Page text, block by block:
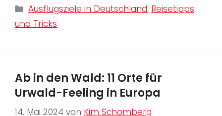
Kategorien
Ausflugsziele in Deutschland, Reisetipps
und Tricks
Ab in den Wald: 11 Orte für
Urwald-Feeling in Europa
14. Mai 2024 von Kim Schomberg